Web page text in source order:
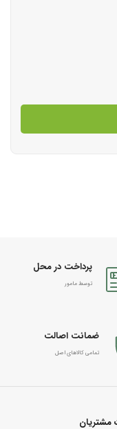
پرداخت در محل
توسط مامور
ضمانت اصالت
تمامی کالاهای اصل
مشتریان